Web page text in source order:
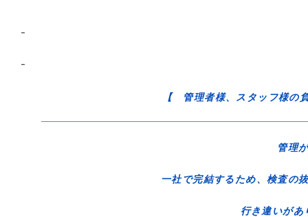
–
–
【 管理者様、スタッフ様の
管理
一社で完結するため、検査の
行き違いが